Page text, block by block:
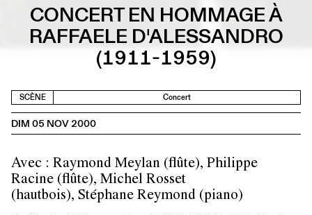
CONCERT EN HOMMAGE À
RAFFAELE D'ALESSANDRO
(1911-1959)
SCÈNE Concert
DIM 05 NOV 2000
Avec : Raymond Meylan (flûte), Philippe
Racine (flûte), Michel Rosset
(hautbois), Stéphane Reymond (piano)